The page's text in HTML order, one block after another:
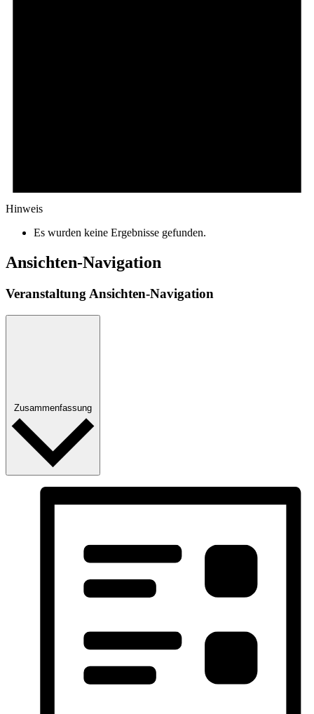
Hinweis
Es wurden keine Ergebnisse gefunden.
Ansichten-Navigation
Veranstaltung Ansichten-Navigation
Zusammenfassung